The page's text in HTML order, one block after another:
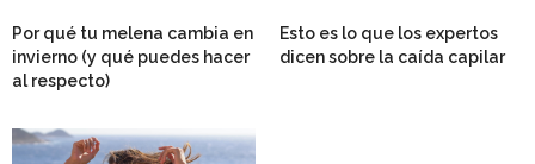
Por qué tu melena cambia en
invierno (y qué puedes hacer
al respecto)
Esto es lo que los expertos
dicen sobre la caída capilar